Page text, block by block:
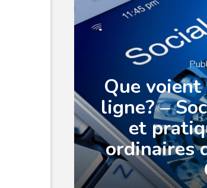
Que
ligne? –
et
ordinaires